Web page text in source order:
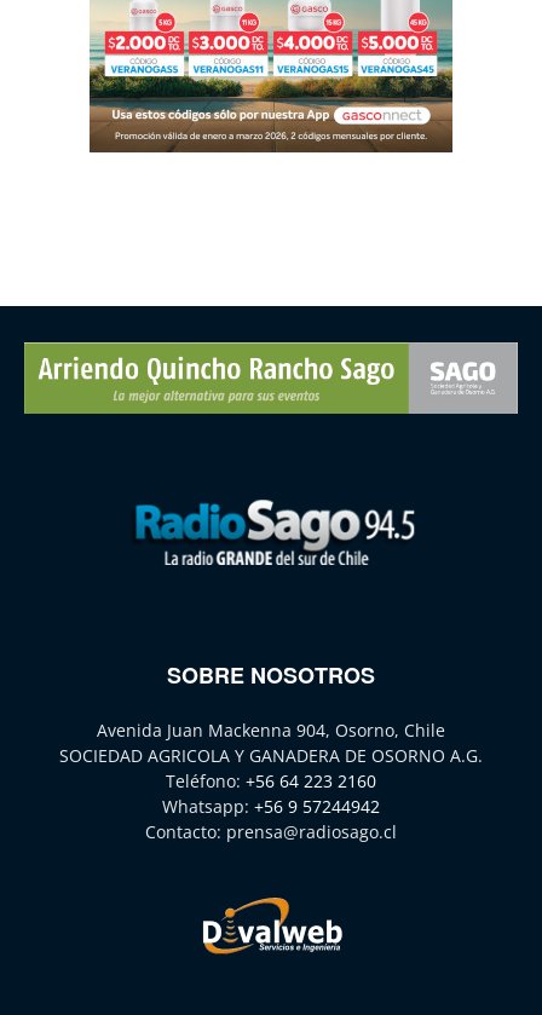
SOBRE NOSOTROS
Avenida Juan Mackenna 904, Osorno, Chile
SOCIEDAD AGRICOLA Y GANADERA DE OSORNO A.G.
Teléfono: +56 64 223 2160
Whatsapp: +56 9 57244942
Contacto: prensa@radiosago.cl